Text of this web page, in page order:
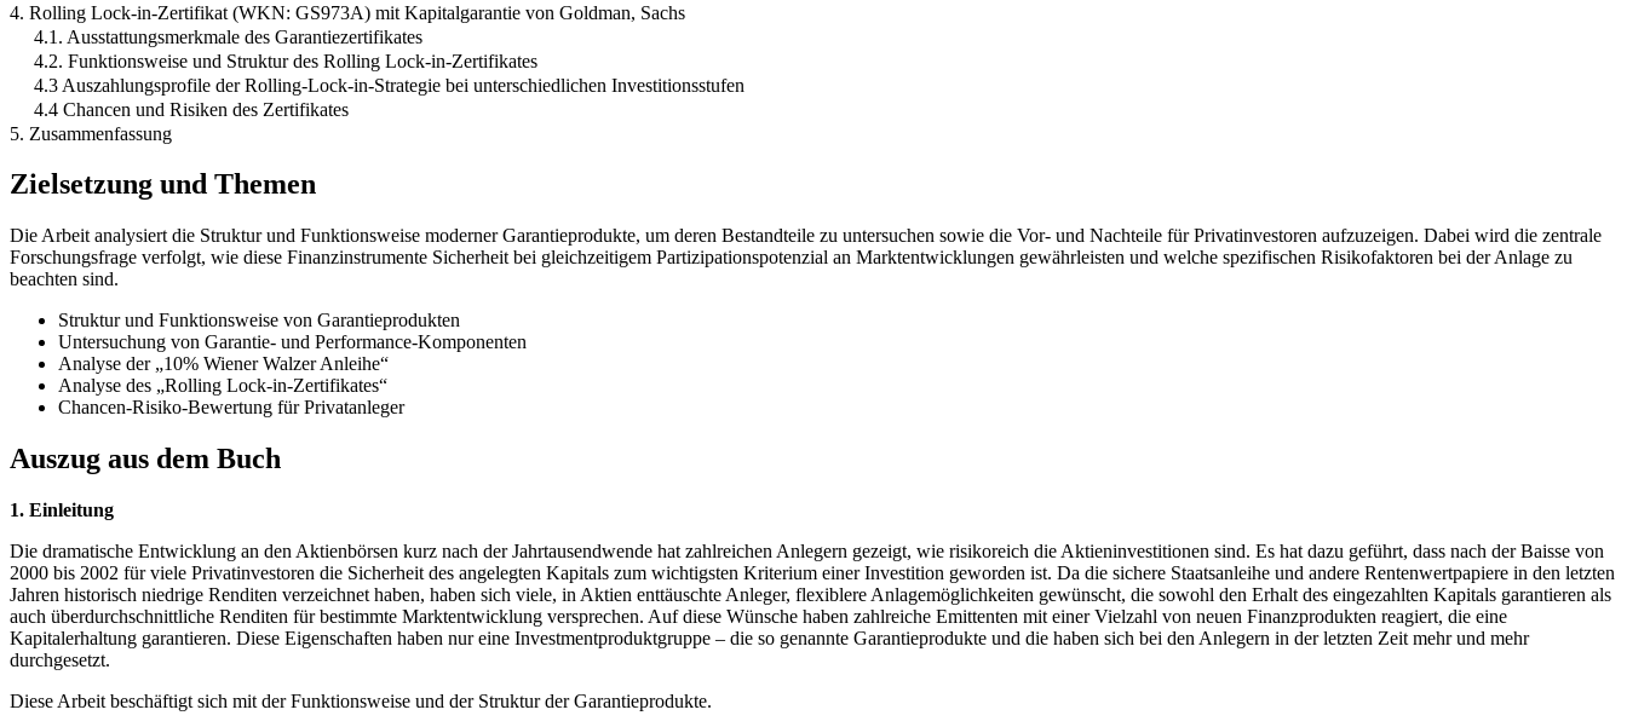
4. Rolling Lock-in-Zertifikat (WKN: GS973A) mit Kapitalgarantie von Goldman, Sachs
4.1. Ausstattungsmerkmale des Garantiezertifikates
4.2. Funktionsweise und Struktur des Rolling Lock-in-Zertifikates
4.3 Auszahlungsprofile der Rolling-Lock-in-Strategie bei unterschiedlichen Investitionsstufen
4.4 Chancen und Risiken des Zertifikates
5. Zusammenfassung
Zielsetzung und Themen
Die Arbeit analysiert die Struktur und Funktionsweise moderner Garantieprodukte, um deren Bestandteile zu untersuchen sowie die Vor- und Nachteile für Privatinvestoren aufzuzeigen. Dabei wird die zentrale
Forschungsfrage verfolgt, wie diese Finanzinstrumente Sicherheit bei gleichzeitigem Partizipationspotenzial an Marktentwicklungen gewährleisten und welche spezifischen Risikofaktoren bei der Anlage zu
beachten sind.
Struktur und Funktionsweise von Garantieprodukten
Untersuchung von Garantie- und Performance-Komponenten
Analyse der „10% Wiener Walzer Anleihe“
Analyse des „Rolling Lock-in-Zertifikates“
Chancen-Risiko-Bewertung für Privatanleger
Auszug aus dem Buch
1. Einleitung
Die dramatische Entwicklung an den Aktienbörsen kurz nach der Jahrtausendwende hat zahlreichen Anlegern gezeigt, wie risikoreich die Aktieninvestitionen sind. Es hat dazu geführt, dass nach der Baisse von
2000 bis 2002 für viele Privatinvestoren die Sicherheit des angelegten Kapitals zum wichtigsten Kriterium einer Investition geworden ist. Da die sichere Staatsanleihe und andere Rentenwertpapiere in den letzten
Jahren historisch niedrige Renditen verzeichnet haben, haben sich viele, in Aktien enttäuschte Anleger, flexiblere Anlagemöglichkeiten gewünscht, die sowohl den Erhalt des eingezahlten Kapitals garantieren als
auch überdurchschnittliche Renditen für bestimmte Marktentwicklung versprechen. Auf diese Wünsche haben zahlreiche Emittenten mit einer Vielzahl von neuen Finanzprodukten reagiert, die eine
Kapitalerhaltung garantieren. Diese Eigenschaften haben nur eine Investmentproduktgruppe – die so genannte Garantieprodukte und die haben sich bei den Anlegern in der letzten Zeit mehr und mehr
durchgesetzt.
Diese Arbeit beschäftigt sich mit der Funktionsweise und der Struktur der Garantieprodukte.